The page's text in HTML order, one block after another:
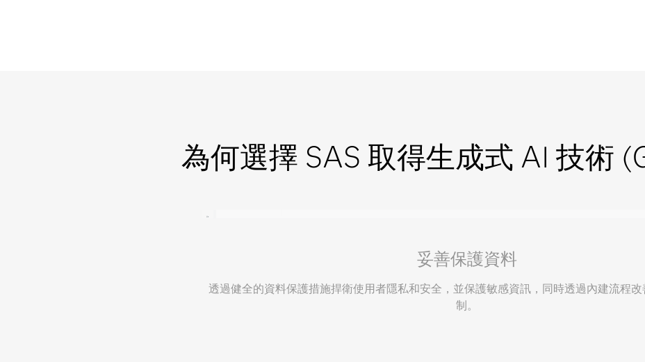
為何選擇 SAS 取得生成式 AI 技術
妥善保護資料
透過健全的資料保護措施捍衛使用者隱私和安全，並保護敏感資訊，同時透過內建流程
制。